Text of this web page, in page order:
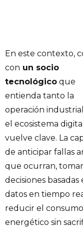
En este contexto,
con un socio
tecnológico que
entienda tanto la
operación
el ecosistema
vuelve clave. La
de anticipar fallas
que ocurran, tomar
decisiones basadas
datos en tiempo
reducir el consumo
energético sin